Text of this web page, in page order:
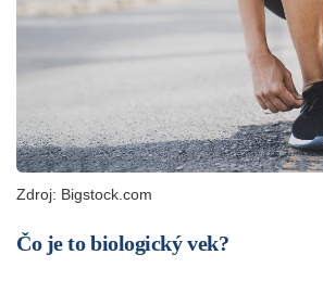
Zdroj: Bigstock.com
Čo je to biologický vek?